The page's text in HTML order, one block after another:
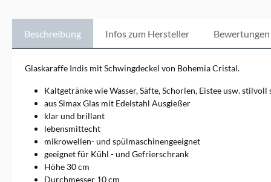
Unternehmen an dem
heutigen Sitz gegründet
wurde. Unser Onlineshop
bietet eine sorgfältig
ausgewählte Produktpalette,
sowohl für Hobbyköche als
erstklassigen
Kochgeschirren, scharfen
Messern und praktischen
Küchenhelfern bis hin zu
stilvollen Wohnaccessoires.
Wir legen großen Wert auf
Qualität und Funktionalität
und bieten Produkte
Beschreibung Infos zum Hersteller Bewertungen
Glaskaraffe Indis mit Schwingdeckel von Bohemia Cristal.
Kaltgetränke wie Wasser, Säfte, Schorlen, Eistee usw. stilvoll
aus Simax Glas mit Edelstahl Ausgießer
klar und brillant
lebensmittecht
mikrowellen- und spülmaschinengeeignet
geeignet für Kühl - und Gefrierschrank
Höhe 30 cm
Durchmesser 10 cm